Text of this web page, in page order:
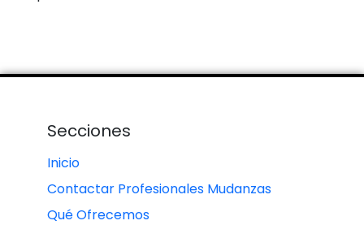
Secciones
Inicio
Contactar Profesionales Mudanzas
Qué Ofrecemos